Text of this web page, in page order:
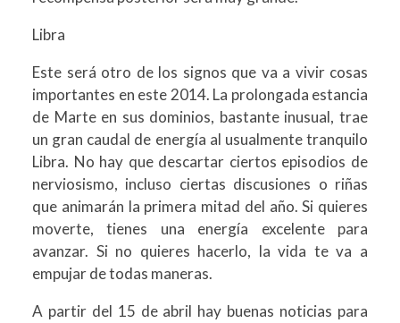
Libra
Este será otro de los signos que va a vivir cosas
importantes en este 2014. La prolongada estancia
de Marte en sus dominios, bastante inusual, trae
un gran caudal de energía al usualmente tranquilo
Libra. No hay que descartar ciertos episodios de
nerviosismo, incluso ciertas discusiones o riñas
que animarán la primera mitad del año. Si quieres
moverte, tienes una energía excelente para
avanzar. Si no quieres hacerlo, la vida te va a
empujar de todas maneras.
A partir del 15 de abril hay buenas noticias para